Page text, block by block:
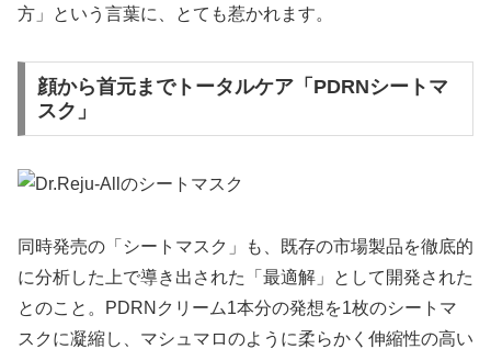
方」という言葉に、とても惹かれます。
顔から首元までトータルケア「PDRNシートマ
スク」
同時発売の「シートマスク」も、既存の市場製品を徹底的
に分析した上で導き出された「最適解」として開発された
とのこと。PDRNクリーム1本分の発想を1枚のシートマ
スクに凝縮し、マシュマロのように柔らかく伸縮性の高い